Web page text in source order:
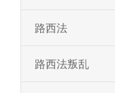
路西法
路西法叛乱